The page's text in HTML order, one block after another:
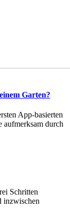
Garten?
App-basierten
aufmerksam durch
Schritten
inzwischen